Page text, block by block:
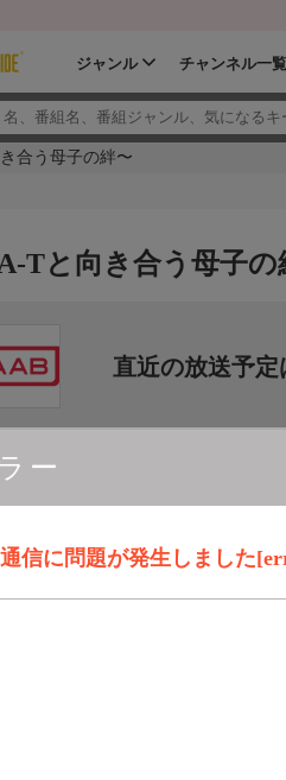
ジャンル チャンネル一覧
合う母子の絆〜
ー
通信に問題が発生しました
Tと向き合う母子の
直近の放送予